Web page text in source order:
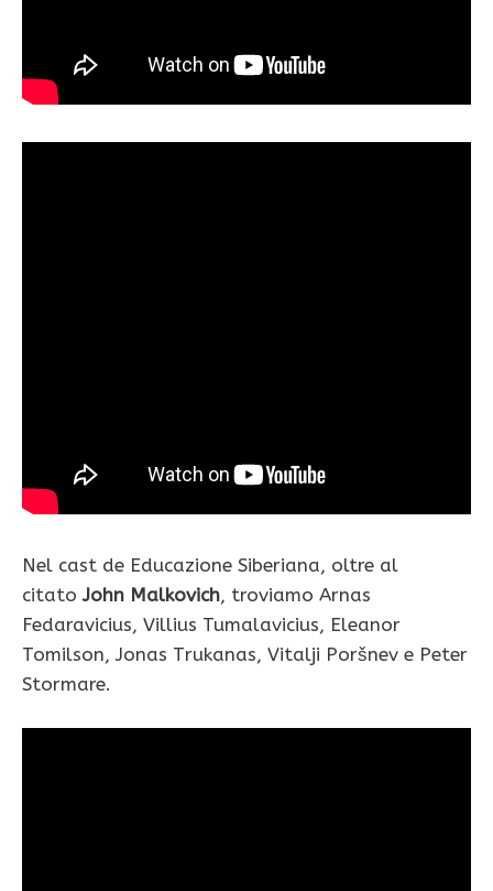
Nel cast de Educazione Siberiana, oltre al
citatoJohn Malkovich, troviamo Arnas
Fedaravicius, Villius Tumalavicius, Eleanor
Tomilson, Jonas Trukanas, Vitalji Poršnev e Peter
Stormare.